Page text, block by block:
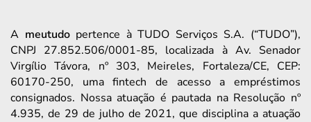
A meutudopertence à TUDO Serviços S.A. (“TUDO”),
CNPJ 27.852.506/0001-85, localizada à Av. Senador
Virgílio Távora, nº 303, Meireles, Fortaleza/CE, CEP:
60170-250, uma fintech de acesso a empréstimos
consignados. Nossa atuação é pautada na Resolução nº
4.935, de 29 de julho de 2021, que disciplina a atuação